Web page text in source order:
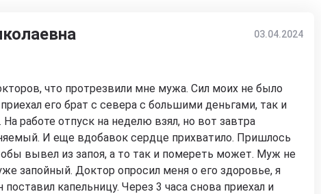
03.04.2024
что протрезвили мне мужа. Сил моих не было
его брат с севера с большими деньгами, так и
На работе отпуск на неделю взял, но вот завтра
И еще вдобавок сердце прихватило. Пришлось
вывел из запоя, а то так и помереть может. Муж не
запойный. Доктор опросил меня о его здоровье, я
поставил капельницу. Через 3 часа снова приехал и